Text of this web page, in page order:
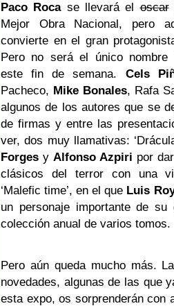
Paco Rocase llevará eloscar
Mejor Obra Nacional, pero
convierte en el gran
Pero no será el único nombre
este fin de semana. Cels
Pacheco, Mike Bonales, Rafa
algunos de los autores que se
de firmas y entre las
ver, dos muy llamativas:
Forges y Alfonso Azpiri por
clásicos del terror con una
‘Malefic time’, en el que Luis
un personaje importante de
colección anual de varios tomos.
Pero aún queda mucho más.
novedades, algunas de las que
esta expo, os sorprenderán con